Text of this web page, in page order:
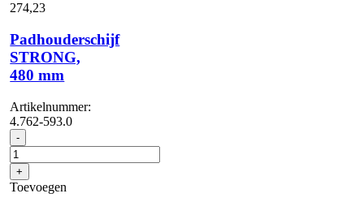
274,23
Padhouderschijf
STRONG,
480 mm
Artikelnummer:
4.762-593.0
- Padhouderschijf
STRONG,
480
mm
aantal
+
Toevoegen